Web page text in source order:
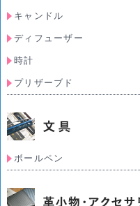
キャンドル
ディフューザー
時計
プリザーブド
ボールペン